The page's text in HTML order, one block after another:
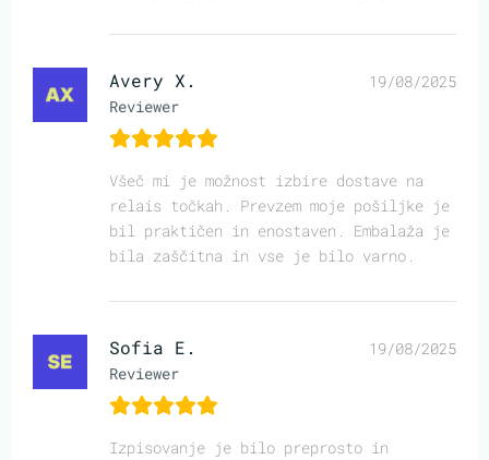
Avery X.
Reviewer
19/08/2025
Všeč mi je možnost izbire dostave na
relais točkah. Prevzem moje pošiljke je
bil praktičen in enostaven. Embalaža je
bila zaščitna in vse je bilo varno.
Sofia E.
Reviewer
19/08/2025
Izpisovanje je bilo preprosto in